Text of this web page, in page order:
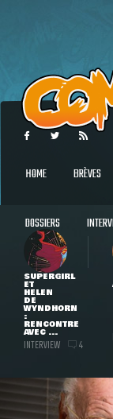
HOME BRÈVES
DOSSIERS
SUPERGIRL
ET
HELEN
DE
WYNDHORN
:
RENCONTRE
AVEC ...
INTERVIEW 4